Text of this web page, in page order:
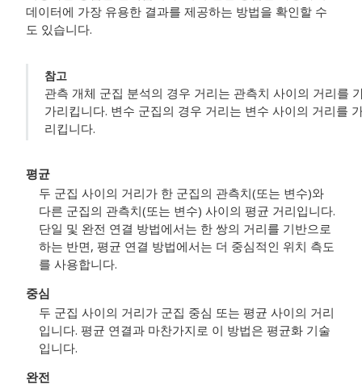
데이터에 가장 유용한 결과를 제공하는 방법을 확인할 수
도 있습니다.
참고
관측 개체 군집 분석의 경우 거리는 관측치 사이의 거리를
가리킵니다. 변수 군집의 경우 거리는 변수 사이의 거리를
리킵니다.
평균
두 군집 사이의 거리가 한 군집의 관측치(또는 변수)와
다른 군집의 관측치(또는 변수) 사이의 평균 거리입니다.
단일 및 완전 연결 방법에서는 한 쌍의 거리를 기반으로
하는 반면, 평균 연결 방법에서는 더 중심적인 위치 측도
를 사용합니다.
중심
두 군집 사이의 거리가 군집 중심 또는 평균 사이의 거리
입니다. 평균 연결과 마찬가지로 이 방법은 평균화 기술
입니다.
완전